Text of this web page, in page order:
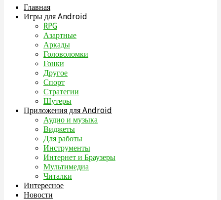
Главная
Игры для Android
RPG
Азартные
Аркады
Головоломки
Гонки
Другое
Спорт
Стратегии
Шутеры
Приложения для Android
Аудио и музыка
Виджеты
Для работы
Инструменты
Интернет и Браузеры
Мультимедиа
Читалки
Интересное
Новости